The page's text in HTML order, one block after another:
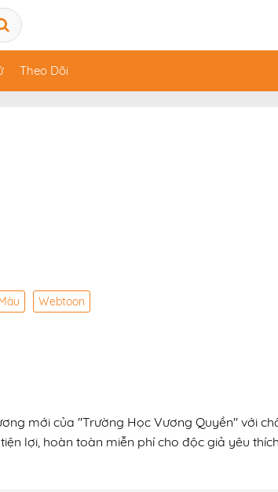
Theo Dõi
Webtoon
mới của "Trường Học Vương Quyền" với
lợi, hoàn toàn miễn phí cho độc giả yêu